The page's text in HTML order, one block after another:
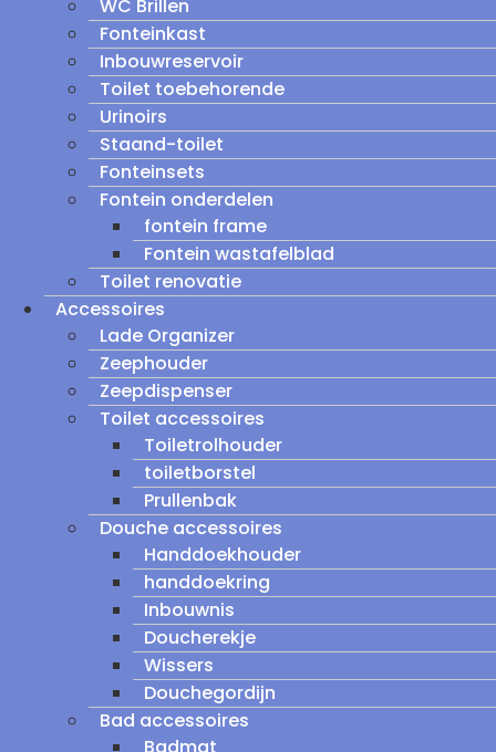
WC Brillen
Fonteinkast
Inbouwreservoir
Toilet toebehorende
Urinoirs
Staand-toilet
Fonteinsets
Fontein onderdelen
fontein frame
Fontein wastafelblad
Toilet renovatie
Accessoires
Lade Organizer
Zeephouder
Zeepdispenser
Toilet accessoires
Toiletrolhouder
toiletborstel
Prullenbak
Douche accessoires
Handdoekhouder
handdoekring
Inbouwnis
Doucherekje
Wissers
Douchegordijn
Bad accessoires
Badmat